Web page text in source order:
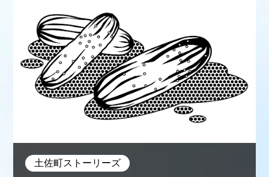
土佐町ストーリーズ